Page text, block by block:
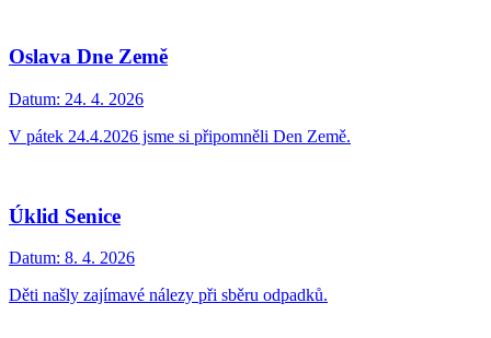
Oslava Dne Země
Datum: 24. 4. 2026
V pátek 24.4.2026 jsme si připomněli Den Země.
Úklid Senice
Datum: 8. 4. 2026
Děti našly zajímavé nálezy při sběru odpadků.